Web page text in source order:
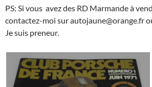
PS: Si vous avez des RD Marmande à
contactez-moi sur autojaune@orange.fr
Je suis preneur.